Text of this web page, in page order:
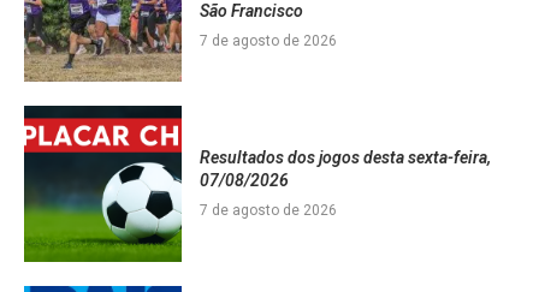
São Francisco
7 de agosto de 2026
Resultados dos jogos desta sexta-feira,
07/08/2026
7 de agosto de 2026